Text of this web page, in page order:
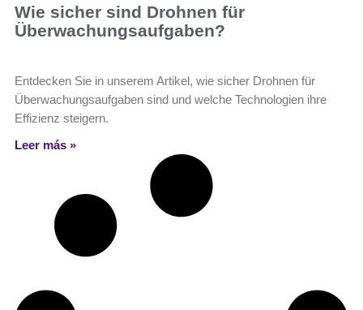
Wie sicher sind Drohnen für
Überwachungsaufgaben?
Entdecken Sie in unserem Artikel, wie sicher Drohnen für
Überwachungsaufgaben sind und welche Technologien ihre
Effizienz steigern.
Leer más »